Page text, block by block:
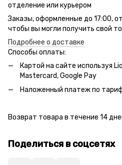
отделение или курьером
Заказы, оформленные до 17:00,
чтобы вы могли получить свой
Подробнее о доставке
Способы оплаты:
Картой на сайте используя
Mastercard, Google Pay
Наложенный платеж по
Возврат товара в течение 14
Поделиться в соцсетях